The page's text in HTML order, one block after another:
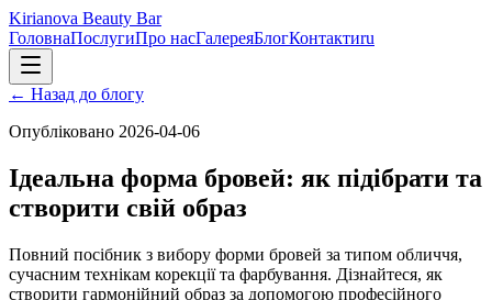
Kirianova Beauty Bar
ГоловнаПослугиПро насГалереяБлогКонтактиru
← Назад до блогу
Опубліковано 2026-04-06
Ідеальна форма бровей: як підібрати та
створити свій образ
Повний посібник з вибору форми бровей за типом обличчя,
сучасним технікам корекції та фарбування. Дізнайтеся, як
створити гармонійний образ за допомогою професійного